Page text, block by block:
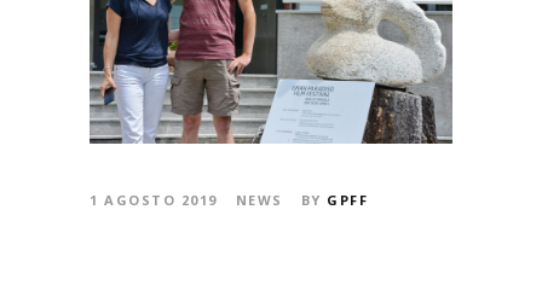
1 AGOSTO 2019 NEWS BY GPFF